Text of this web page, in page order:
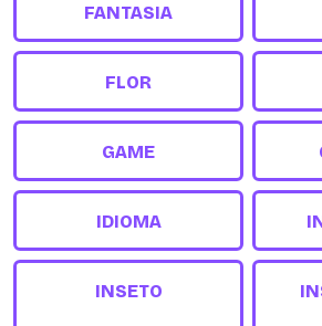
FANTASIA
FLOR
GAME
IDIOMA
INSETO